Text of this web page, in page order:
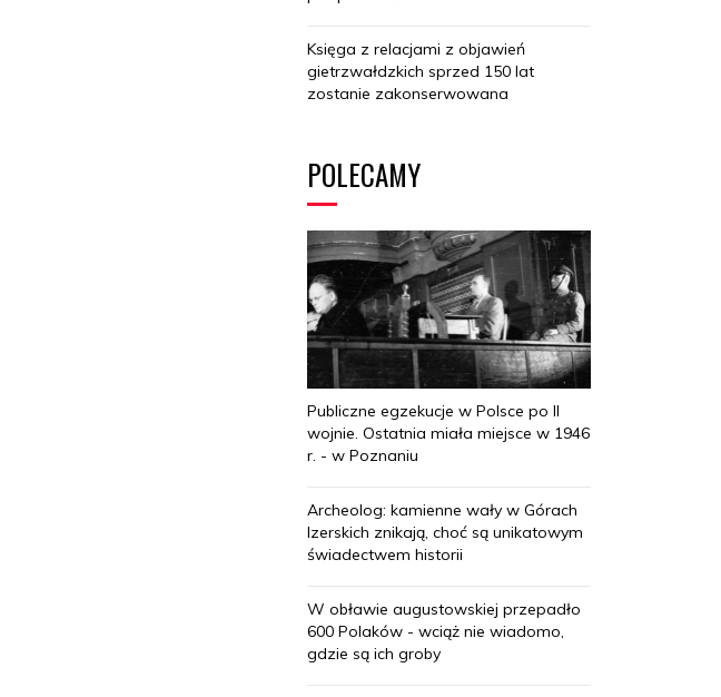
Księga z relacjami z objawień
gietrzwałdzkich sprzed 150 lat
zostanie zakonserwowana
POLECAMY
Publiczne egzekucje w Polsce po II
wojnie. Ostatnia miała miejsce w 1946
r. - w Poznaniu
Archeolog: kamienne wały w Górach
Izerskich znikają, choć są unikatowym
świadectwem historii
W obławie augustowskiej przepadło
600 Polaków - wciąż nie wiadomo,
gdzie są ich groby